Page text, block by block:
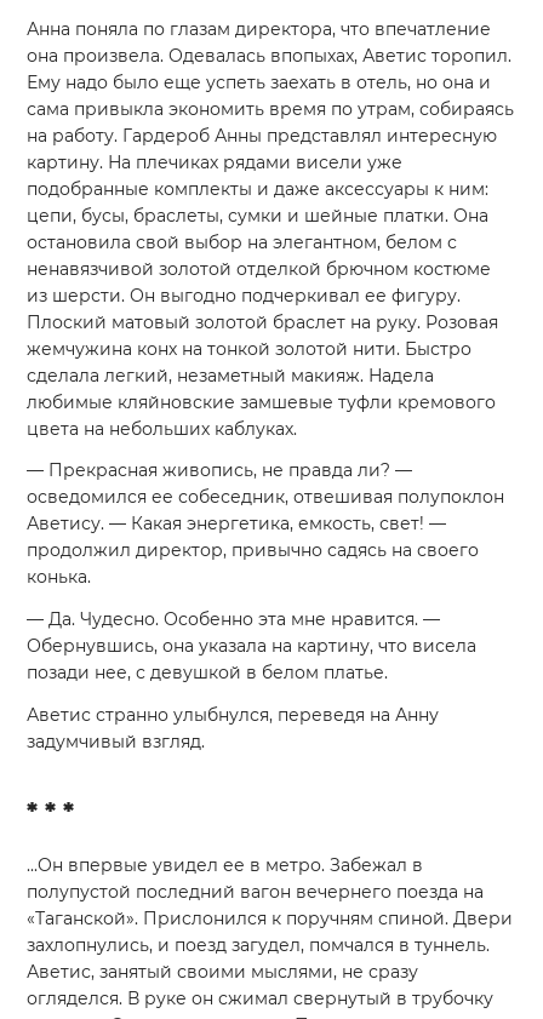
Анна поняла по глазам директора, что впечатление
она произвела. Одевалась впопыхах, Аветис торопил.
Ему надо было еще успеть заехать в отель, но она и
сама привыкла экономить время по утрам, собираясь
на работу. Гардероб Анны представлял интересную
картину. На плечиках рядами висели уже
подобранные комплекты и даже аксессуары к ним:
цепи, бусы, браслеты, сумки и шейные платки. Она
остановила свой выбор на элегантном, белом с
ненавязчивой золотой отделкой брючном костюме
из шерсти. Он выгодно подчеркивал ее фигуру.
Плоский матовый золотой браслет на руку. Розовая
жемчужина конх на тонкой золотой нити. Быстро
сделала легкий, незаметный макияж. Надела
любимые кляйновские замшевые туфли кремового
цвета на небольших каблуках.
— Прекрасная живопись, не правда ли? —
осведомился ее собеседник, отвешивая полупоклон
Аветису. — Какая энергетика, емкость, свет! —
продолжил директор, привычно садясь на своего
конька.
— Да. Чудесно. Особенно эта мне нравится. —
Обернувшись, она указала на картину, что висела
позади нее, с девушкой в белом платье.
Аветис странно улыбнулся, переведя на Анну
задумчивый взгляд.
* * *
...Он впервые увидел ее в метро. Забежал в
полупустой последний вагон вечернего поезда на
«Таганской». Прислонился к поручням спиной. Двери
захлопнулись, и поезд загудел, помчался в туннель.
Аветис, занятый своими мыслями, не сразу
огляделся. В руке он сжимал свернутый в трубочку